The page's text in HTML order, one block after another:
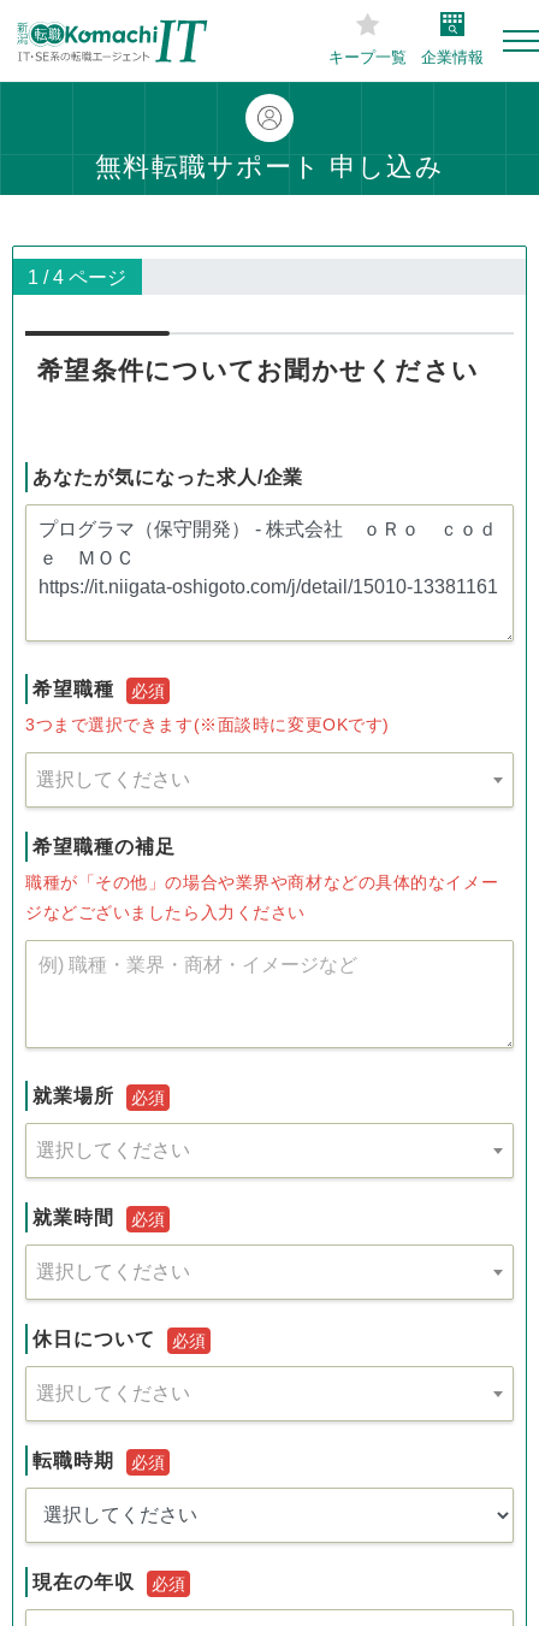
キープ一覧 企業情報
無料転職サポート 申し込み
1 / 4 ページ
希望条件についてお聞かせください
あなたが気になった求人/企業
希望職種
必須
3つまで選択できます(※面談時に変更OKです)
選択してください
希望職種の補足
職種が「その他」の場合や業界や商材などの具体的なイメー
ジなどございましたら入力ください
就業場所 必須
選択してください
就業時間 必須
選択してください
休日について 必須
選択してください
転職時期 必須
現在の年収 必須